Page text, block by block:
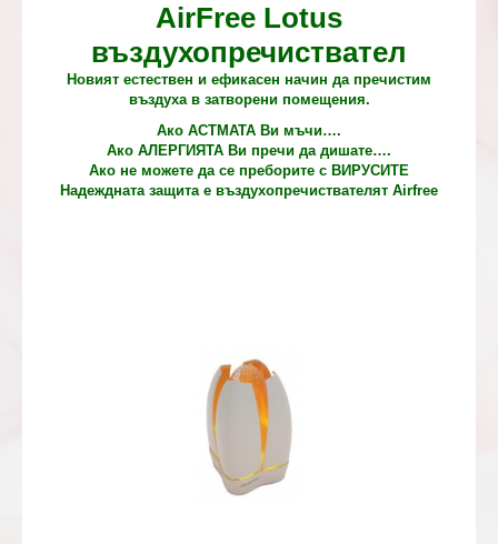
AirFree Lotus
въздухопречиствател
Новият естествен и ефикасен начин да пречистим
въздуха в затворени помещения.
Ако АСТМАТА Ви мъчи….
Ако АЛЕРГИЯТА Ви пречи да дишате….
Ако не можете да се преборите с ВИРУСИТЕ
Надеждната защита е въздухопречиствателят Airfree